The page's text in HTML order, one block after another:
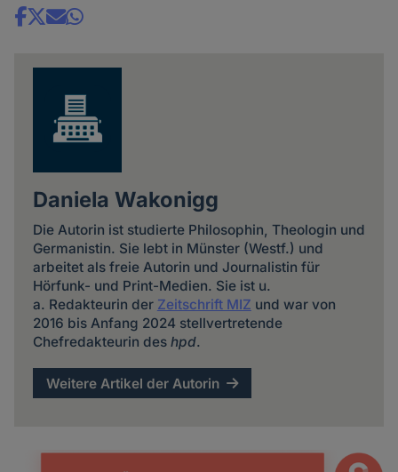
Share
Daniela Wakonigg
Die Autorin ist studierte Philosophin, Theologin und
Germanistin. Sie lebt in Münster (Westf.) und
arbeitet als freie Autorin und Journalistin für
Hörfunk- und Print-Medien. Sie ist u.
a. Redakteurin der Zeitschrift MIZ und war von
2016 bis Anfang 2024 stellvertretende
Chefredakteurin des hpd.
Weitere Artikel der Autorin